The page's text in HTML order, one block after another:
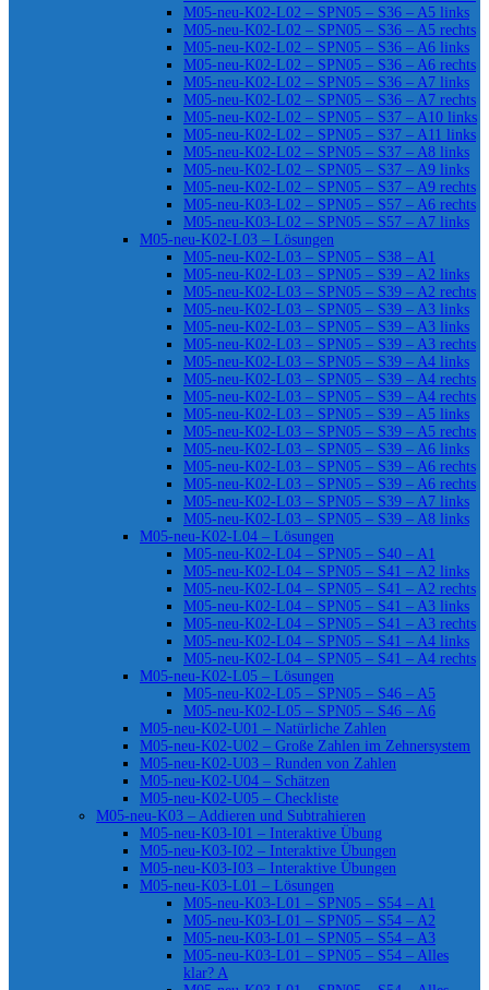
M05-neu-K02-L02 – SPN05 – S36 – A5 links
M05-neu-K02-L02 – SPN05 – S36 – A5 rechts
M05-neu-K02-L02 – SPN05 – S36 – A6 links
M05-neu-K02-L02 – SPN05 – S36 – A6 rechts
M05-neu-K02-L02 – SPN05 – S36 – A7 links
M05-neu-K02-L02 – SPN05 – S36 – A7 rechts
M05-neu-K02-L02 – SPN05 – S37 – A10 links
M05-neu-K02-L02 – SPN05 – S37 – A11 links
M05-neu-K02-L02 – SPN05 – S37 – A8 links
M05-neu-K02-L02 – SPN05 – S37 – A9 links
M05-neu-K02-L02 – SPN05 – S37 – A9 rechts
M05-neu-K03-L02 – SPN05 – S57 – A6 rechts
M05-neu-K03-L02 – SPN05 – S57 – A7 links
M05-neu-K02-L03 – Lösungen
M05-neu-K02-L03 – SPN05 – S38 – A1
M05-neu-K02-L03 – SPN05 – S39 – A2 links
M05-neu-K02-L03 – SPN05 – S39 – A2 rechts
M05-neu-K02-L03 – SPN05 – S39 – A3 links
M05-neu-K02-L03 – SPN05 – S39 – A3 links
M05-neu-K02-L03 – SPN05 – S39 – A3 rechts
M05-neu-K02-L03 – SPN05 – S39 – A4 links
M05-neu-K02-L03 – SPN05 – S39 – A4 rechts
M05-neu-K02-L03 – SPN05 – S39 – A4 rechts
M05-neu-K02-L03 – SPN05 – S39 – A5 links
M05-neu-K02-L03 – SPN05 – S39 – A5 rechts
M05-neu-K02-L03 – SPN05 – S39 – A6 links
M05-neu-K02-L03 – SPN05 – S39 – A6 rechts
M05-neu-K02-L03 – SPN05 – S39 – A6 rechts
M05-neu-K02-L03 – SPN05 – S39 – A7 links
M05-neu-K02-L03 – SPN05 – S39 – A8 links
M05-neu-K02-L04 – Lösungen
M05-neu-K02-L04 – SPN05 – S40 – A1
M05-neu-K02-L04 – SPN05 – S41 – A2 links
M05-neu-K02-L04 – SPN05 – S41 – A2 rechts
M05-neu-K02-L04 – SPN05 – S41 – A3 links
M05-neu-K02-L04 – SPN05 – S41 – A3 rechts
M05-neu-K02-L04 – SPN05 – S41 – A4 links
M05-neu-K02-L04 – SPN05 – S41 – A4 rechts
M05-neu-K02-L05 – Lösungen
M05-neu-K02-L05 – SPN05 – S46 – A5
M05-neu-K02-L05 – SPN05 – S46 – A6
M05-neu-K02-U01 – Natürliche Zahlen
M05-neu-K02-U02 – Große Zahlen im Zehnersystem
M05-neu-K02-U03 – Runden von Zahlen
M05-neu-K02-U04 – Schätzen
M05-neu-K02-U05 – Checkliste
M05-neu-K03 – Addieren und Subtrahieren
M05-neu-K03-I01 – Interaktive Übung
M05-neu-K03-I02 – Interaktive Übungen
M05-neu-K03-I03 – Interaktive Übungen
M05-neu-K03-L01 – Lösungen
M05-neu-K03-L01 – SPN05 – S54 – A1
M05-neu-K03-L01 – SPN05 – S54 – A2
M05-neu-K03-L01 – SPN05 – S54 – A3
M05-neu-K03-L01 – SPN05 – S54 – Alles
klar? A